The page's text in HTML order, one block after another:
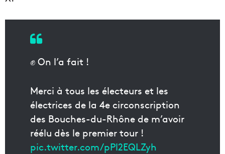
✊ On l’a fait !
Merci à tous les électeurs et les
électrices de la 4e circonscription
des Bouches-du-Rhône de m’avoir
réélu dès le premier tour !
pic.twitter.com/pPl2EQLZyh